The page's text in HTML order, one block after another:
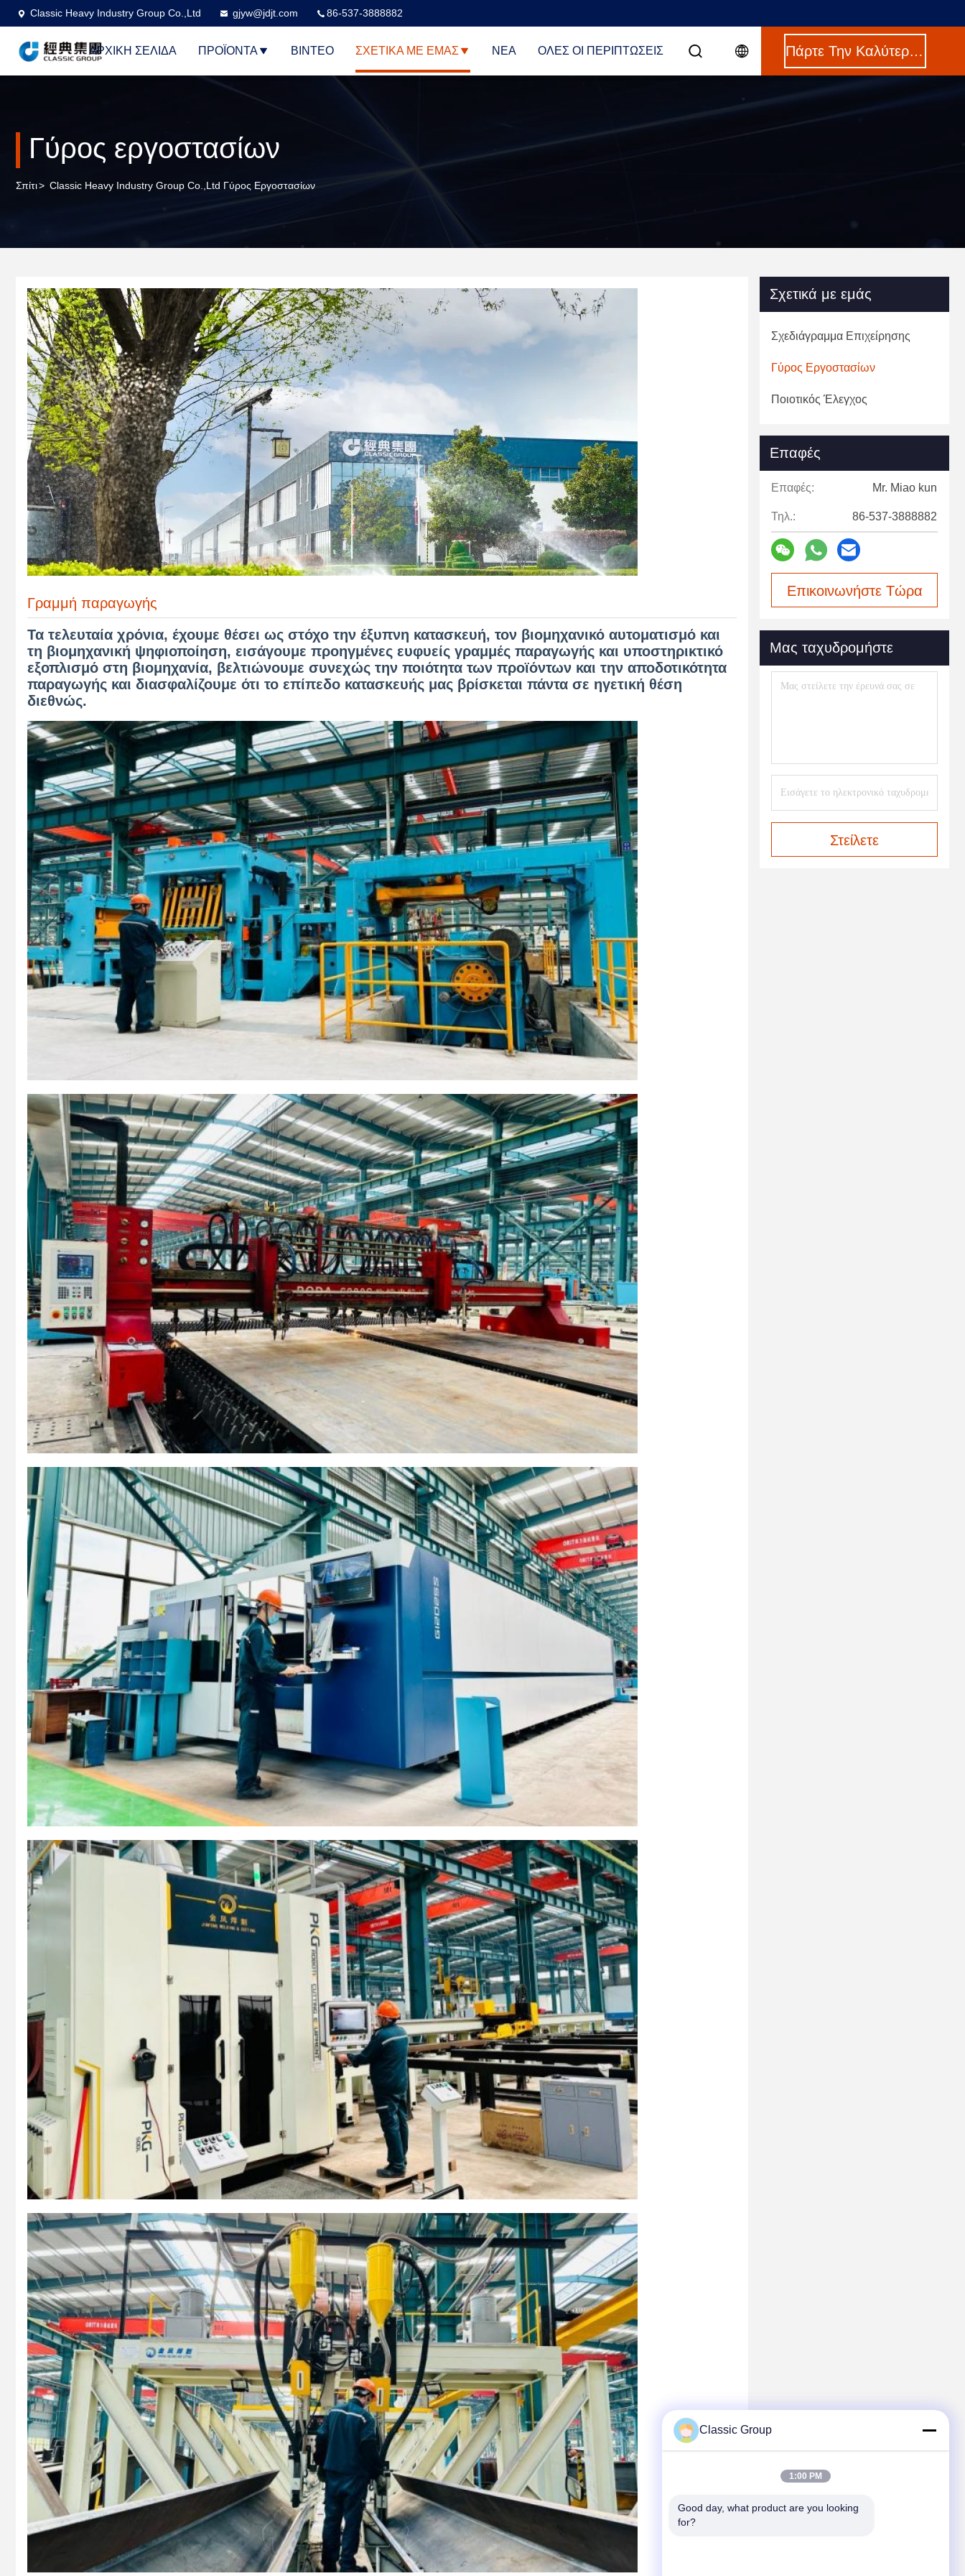
Classic Heavy Industry Group Co.,Ltd gjyw@jdjt.com 86-537-3888882
ΑΡΧΙΚΉ ΣΕΛΊΔΑ ΠΡΟΪΌΝΤΑ ΒΊΝΤΕΟ ΣΧΕΤΙΚΆ ΜΕ ΕΜΆΣ ΝΈΑ ΌΛΕΣ ΟΙ ΠΕΡΙΠΤΏΣΕΙΣ Πάρτε Την Καλύτερη Τιμή
Γύρος εργοστασίων
Σπίτι> Classic Heavy Industry Group Co.,Ltd Γύρος Εργοστασίων
Γραμμή παραγωγής
Τα τελευταία χρόνια, έχουμε θέσει ως στόχο την έξυπνη κατασκευή, τον βιομηχανικό αυτοματισμό και
τη βιομηχανική ψηφιοποίηση, εισάγουμε προηγμένες ευφυείς γραμμές παραγωγής και υποστηρικτικό
εξοπλισμό στη βιομηχανία, βελτιώνουμε συνεχώς την ποιότητα των προϊόντων και την αποδοτικότητα
παραγωγής και διασφαλίζουμε ότι το επίπεδο κατασκευής μας βρίσκεται πάντα σε ηγετική θέση
διεθνώς.
Σχετικά με εμάς
Σχεδιάγραμμα Επιχείρησης
Γύρος Εργοστασίων
Ποιοτικός Έλεγχος
Επαφές
Επαφές: Mr. Miao kun
Τηλ.: 86-537-3888882
Επικοινωνήστε Τώρα
Μας ταχυδρομήστε
Στείλετε
Classic Group
1:00 PM
Good day, what product are you looking
for?